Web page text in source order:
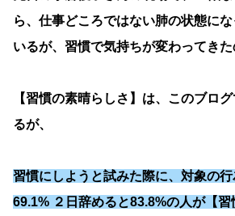
ら、仕事どころではない肺の状態に
いるが、習慣で気持ちが変わってきた
【習慣の素晴らしさ】は、このブロ
るが、
習慣にしようと試みた際に、対象の
69.1% ２日辞めると83.8%の人が【習